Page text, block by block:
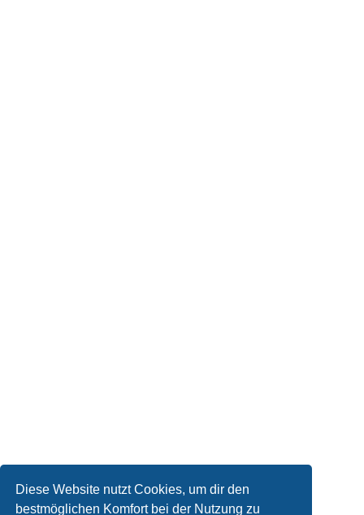
Diese Website nutzt Cookies, um dir den
bestmöglichen Komfort bei der Nutzung zu